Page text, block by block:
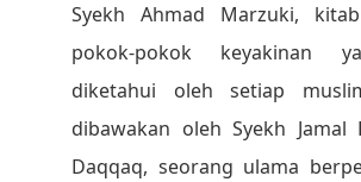
Syekh Ahmad Marzuki,
pokok-pokok keyakinan
diketahui oleh setiap
dibawakan oleh Syekh Jamal
Daqqaq, seorang ulama